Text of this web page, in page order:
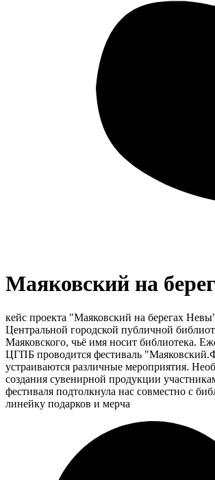
Маяковский на
кейс проекта "Маяковский на берегах
Центральной городской публичной
Маяковского, чьё имя носит библиотека.
ЦГПБ проводится фестиваль
устраиваются различные мероприятия.
создания сувенирной продукции
фестиваля подтолкнула нас совместно с
линейку подарков и мерча